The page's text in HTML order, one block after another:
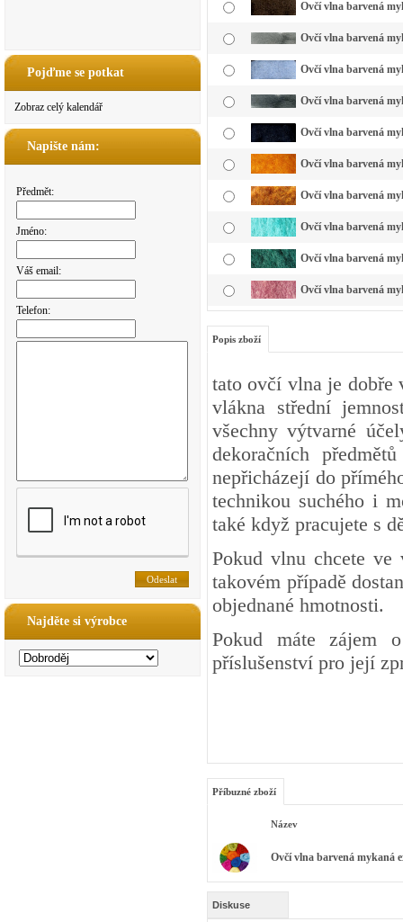
Pojďme se potkat
Zobraz celý kalendář
Napište nám:
Předmět:
Jméno:
Váš email:
Telefon:
Najděte si výrobce
Ovčí vlna barvená
Ovčí vlna barvená
Ovčí vlna barvená
Ovčí vlna barvená
Ovčí vlna barvená
Ovčí vlna barvená
Ovčí vlna barvená
Ovčí vlna barvená
Ovčí vlna barvená
Ovčí vlna barvená
Popis zboží
tato ovčí vlna je dobře
vlákna střední
všechny výtvarné
dekoračních
nepřicházejí do
technikou suchého i
také když pracujete s
Pokud vlnu chcete
takovém případě
objednané hmotnosti.
Pokud máte zájem
příslušenství pro její
Příbuzné zboží
Název
Ovčí vlna barvená mykaná
Diskuse